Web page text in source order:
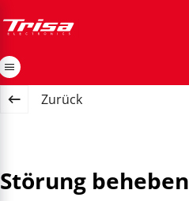
Zurück
Störung beheben